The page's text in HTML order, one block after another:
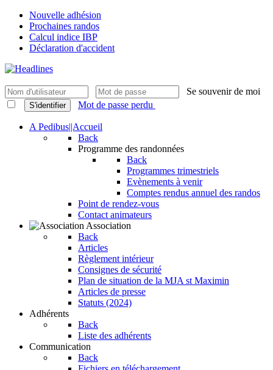
Nouvelle adhésion
Prochaines randos
Calcul indice IBP
Déclaration d'accident
Se souvenir de moi
S'identifier Mot de passe perdu
A Pedibus||Accueil
Back
Programme des randonnées
Back
Programmes trimestriels
Evènements à venir
Comptes rendus annuel des randos
Point de rendez-vous
Contact animateurs
Association
Back
Articles
Règlement intérieur
Consignes de sécurité
Plan de situation de la MJA st Maximin
Articles de presse
Statuts (2024)
Adhérents
Back
Liste des adhérents
Communication
Back